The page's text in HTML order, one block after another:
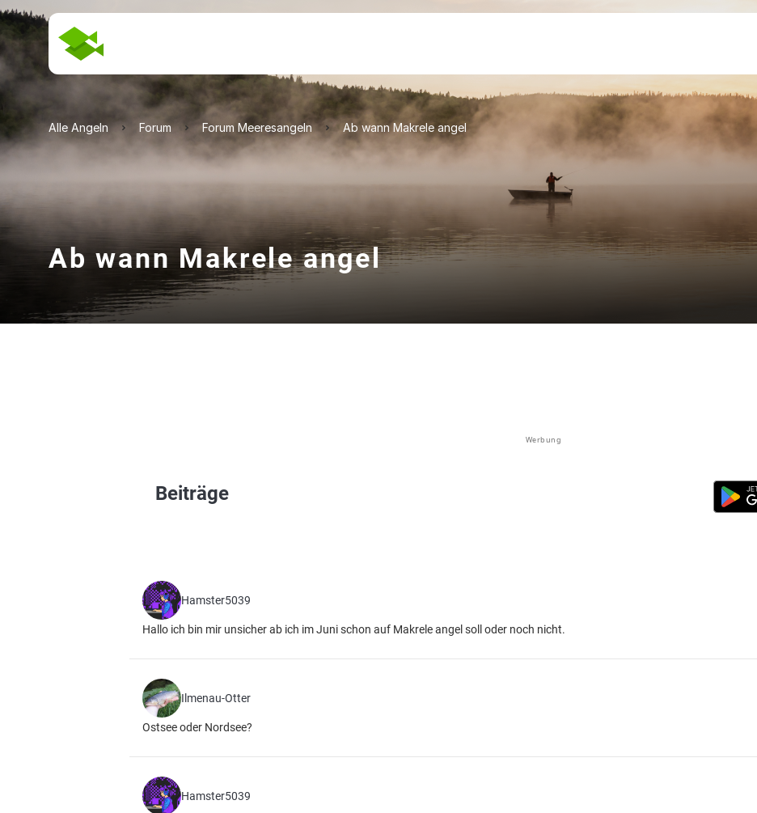
Alle Angeln Forum Forum Meeresangeln Ab wann Makrele angel
Ab wann Makrele angel
Werbung
Beiträge
Hamster5039
Hallo ich bin mir unsicher ab ich im Juni schon auf Makrele angel soll oder noch nicht.
Ilmenau-Otter
Ostsee oder Nordsee?
Hamster5039